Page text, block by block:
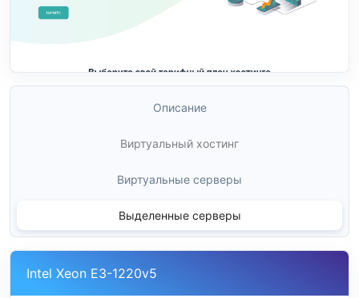
Описание
Виртуальный хостинг
Виртуальные серверы
Выделенные серверы
Intel Xeon E3-1220v5